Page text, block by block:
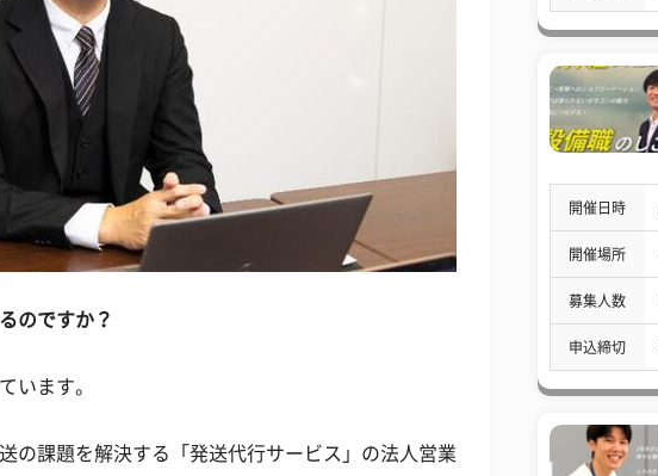
のですか？
います。
の課題を解決する「発送代行サービス」の法人営業
開催日時
開催場所
募集人数
申込締切